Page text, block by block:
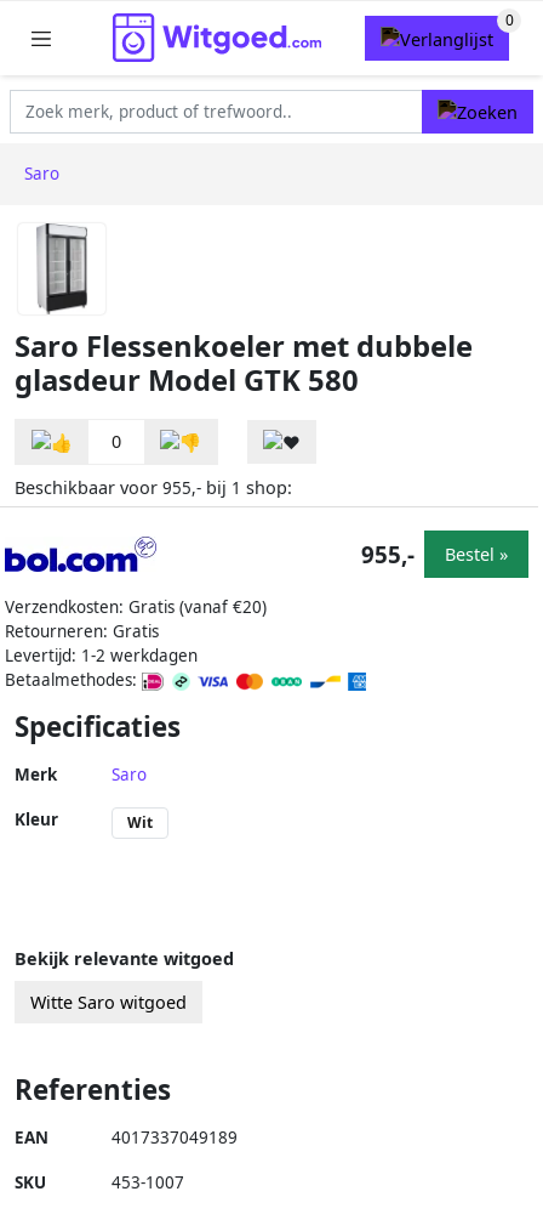
Saro
Saro Flessenkoeler met dubbele
glasdeur Model GTK 580
0
Beschikbaar voor 955,- bij 1 shop:
Verzendkosten: Gratis (vanaf €20)
Retourneren: Gratis
Levertijd: 1-2 werkdagen
Betaalmethodes:
955,- Bestel »
Specificaties
Merk Saro
Kleur Wit
Bekijk relevante witgoed
Witte Saro witgoed
Referenties
EAN 4017337049189
SKU 453-1007